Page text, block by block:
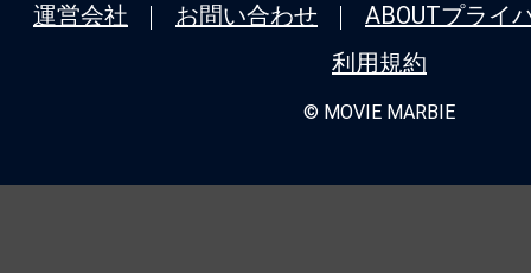
運営会社 お問い合わせ ABOUTプライ
利用規約
© MOVIE MARBIE